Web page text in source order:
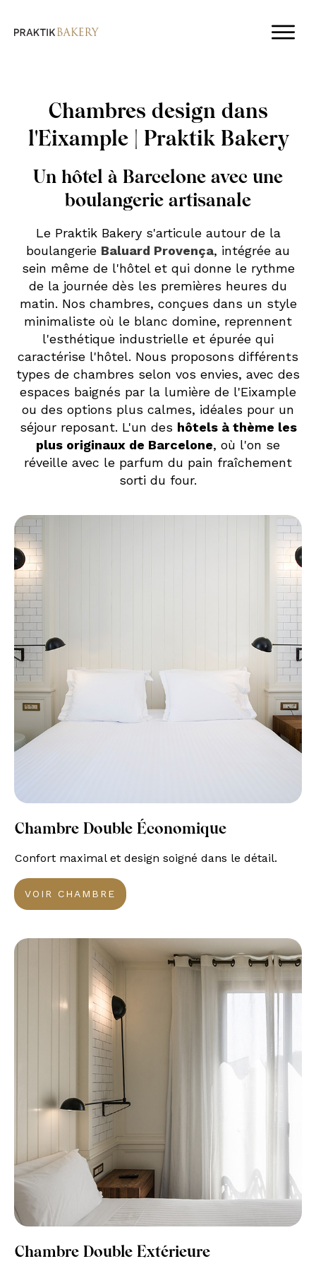
Chambres design dans
l'Eixample | Praktik Bakery
Un hôtel à Barcelone avec une
boulangerie artisanale
Le Praktik Bakery s'articule autour de la
boulangerie Baluard Provença, intégrée au
sein même de l'hôtel et qui donne le rythme
de la journée dès les premières heures du
matin. Nos chambres, conçues dans un style
minimaliste où le blanc domine, reprennent
l'esthétique industrielle et épurée qui
caractérise l'hôtel. Nous proposons différents
types de chambres selon vos envies, avec des
espaces baignés par la lumière de l'Eixample
ou des options plus calmes, idéales pour un
séjour reposant. L'un des hôtels à thème les
plus originaux de Barcelone, où l'on se
réveille avec le parfum du pain fraîchement
sorti du four.
Chambre Double Économique
Confort maximal et design soigné dans le détail.
VOIR CHAMBRE
Chambre Double Extérieure